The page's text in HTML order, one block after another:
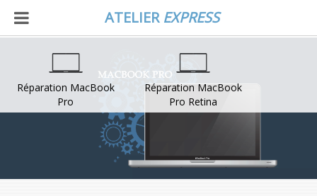
ATELIER EXPRESS
Réparation MacBook
Pro
Réparation MacBook
Pro Retina